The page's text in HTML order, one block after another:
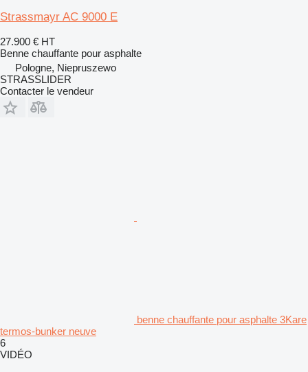
Strassmayr AC 9000 E
27.900 € HT
Benne chauffante pour asphalte
Pologne, Niepruszewo
STRASSLIDER
Contacter le vendeur
benne chauffante pour asphalte 3Kare
termos-bunker neuve
6
VIDÉO